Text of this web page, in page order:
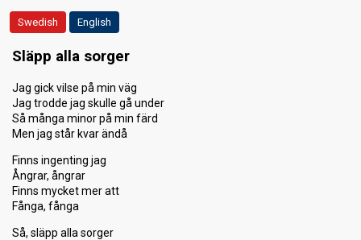
Public 36
Running order 9
Swedish English
Släpp alla sorger
Jag gick vilse på min väg
Jag trodde jag skulle gå under
Så många minor på min färd
Men jag står kvar ändå
Finns ingenting jag
Ångrar, ångrar
Finns mycket mer att
Fånga, fånga
Så, släpp alla sorger